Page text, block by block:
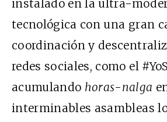
instalado en la ultra-
tecnológica con una gran
coordinación y
redes sociales, como el
acumulando horas-nalga
interminables asambleas